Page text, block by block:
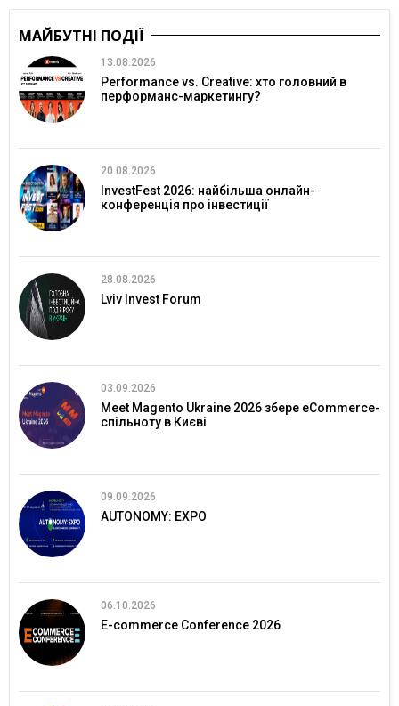
МАЙБУТНІ ПОДІЇ
13.08.2026
Performance vs. Creative: хто головний в
перформанс-маркетингу?
20.08.2026
InvestFest 2026: найбільша онлайн-
конференція про інвестиції
28.08.2026
Lviv Invest Forum
03.09.2026
Meet Magento Ukraine 2026 збере eCommerce-
спільноту в Києві
09.09.2026
AUTONOMY: EXPO
06.10.2026
E-commerce Conference 2026